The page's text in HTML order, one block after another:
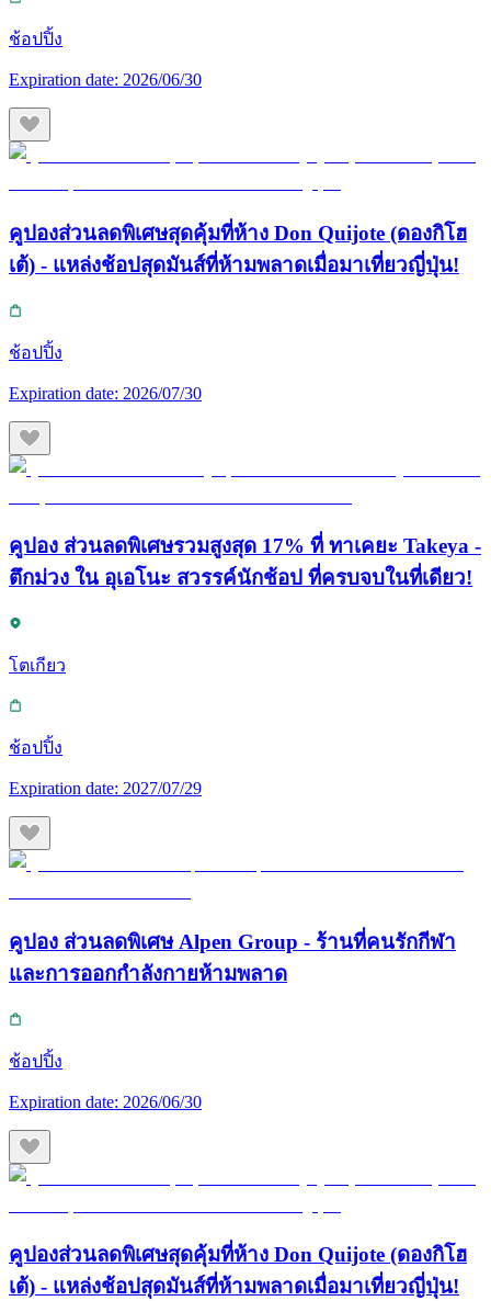
ช้อปปิ้ง
Expiration date: 2026/06/30
คูปองส่วนลดพิเศษสุดคุ้มที่ห้าง Don Quijote (ดองกิโฮ
เต้) - แหล่งช้อปสุดมันส์ที่ห้ามพลาดเมื่อมาเที่ยวญี่ปุ่น!
ช้อปปิ้ง
Expiration date: 2026/07/30
คูปอง ส่วนลดพิเศษรวมสูงสุด 17% ที่ ทาเคยะ Takeya -
ตึกม่วง ใน อุเอโนะ สวรรค์นักช้อป ที่ครบจบในที่เดียว!
โตเกียว
ช้อปปิ้ง
Expiration date: 2027/07/29
คูปอง ส่วนลดพิเศษ Alpen Group - ร้านที่คนรักกีฬา
และการออกกำลังกายห้ามพลาด
ช้อปปิ้ง
Expiration date: 2026/06/30
คูปองส่วนลดพิเศษสุดคุ้มที่ห้าง Don Quijote (ดองกิโฮ
เต้) - แหล่งช้อปสุดมันส์ที่ห้ามพลาดเมื่อมาเที่ยวญี่ปุ่น!